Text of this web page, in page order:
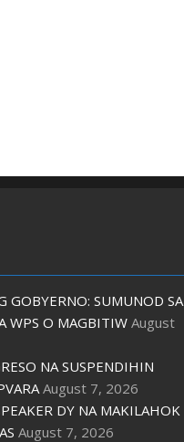
GOBYERNO: SUMUNOD SA
WPS O MAGBITIW August
NA SUSPENDIHIN
August 7, 2026
DY NA MAKILAHOK
August 7, 2026